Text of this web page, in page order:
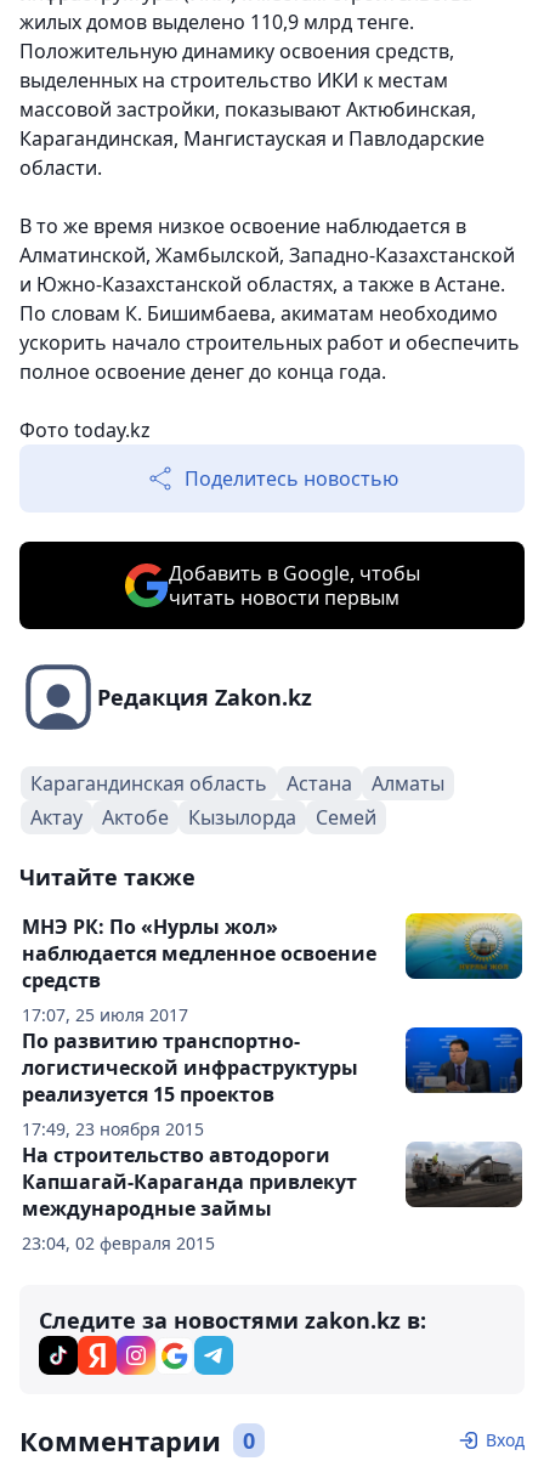
жилых домов выделено 110,9 млрд тенге.
Положительную динамику освоения средств,
выделенных на строительство ИКИ к местам
массовой застройки, показывают Актюбинская,
Карагандинская, Мангистауская и Павлодарские
области.
В то же время низкое освоение наблюдается в
Алматинской, Жамбылской, Западно-Казахстанской
и Южно-Казахстанской областях, а также в Астане.
По словам К. Бишимбаева, акиматам необходимо
ускорить начало строительных работ и обеспечить
полное освоение денег до конца года.
Фото today.kz
Поделитесь новостью
Добавить в Google, чтобы
читать новости первым
Редакция Zakon.kz
Карагандинская область Астана
Алматы
Актау
Актобе Кызылорда Семей
Читайте также
17:07, 25 июля 2017
МНЭ РК: По «Нурлы жол»
наблюдается медленное освоение
средств
17:49, 23 ноября 2015
По развитию транспортно-
логистической инфраструктуры
реализуется 15 проектов
23:04, 02 февраля 2015
На строительство автодороги
Капшагай-Караганда привлекут
международные займы
Следите за новостями zakon.kz в:
Комментарии 0 Вход